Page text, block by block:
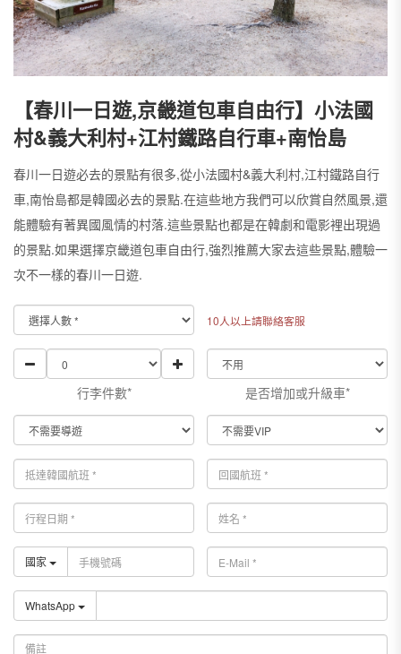
【春川一日遊,京畿道包車自由行】小法國
村&義大利村+江村鐵路自行車+南怡島
春川一日遊必去的景點有很多,從小法國村&義大利村,江村鐵路自行
車,南怡島都是韓國必去的景點.在這些地方我們可以欣賞自然風景,還
能體驗有著異國風情的村落.這些景點也都是在韓劇和電影裡出現過
的景點.如果選擇京畿道包車自由行,強烈推薦大家去這些景點,體驗一
次不一樣的春川一日遊.
10人以上請聯絡客服
行李件數* 是否增加或升級車*
國家
WhatsApp